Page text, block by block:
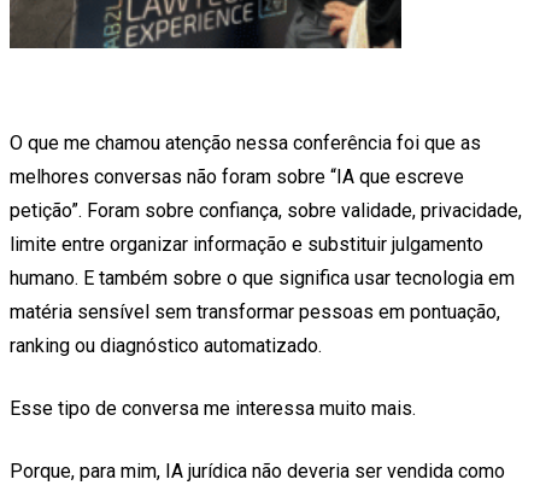
O que me chamou atenção nessa conferência foi que as
melhores conversas não foram sobre “IA que escreve
petição”. Foram sobre confiança, sobre validade, privacidade,
limite entre organizar informação e substituir julgamento
humano. E também sobre o que significa usar tecnologia em
matéria sensível sem transformar pessoas em pontuação,
ranking ou diagnóstico automatizado.
Esse tipo de conversa me interessa muito mais.
Porque, para mim, IA jurídica não deveria ser vendida como